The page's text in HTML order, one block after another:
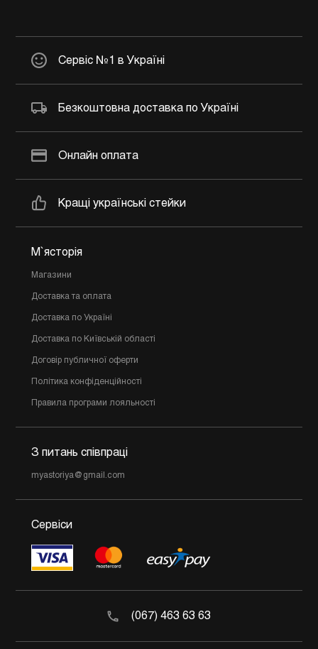
Сервіс №1 в Україні
Безкоштовна доставка по Україні
Онлайн оплата
Кращі українські стейки
М`ясторія
Магазини
Доставка та оплата
Доставка по Україні
Доставка по Київській області
Договір публичної оферти
Політика конфіденційності
Правила програми лояльності
З питань співпраці
myastoriya@gmail.com
Сервіси
(067) 463 63 63